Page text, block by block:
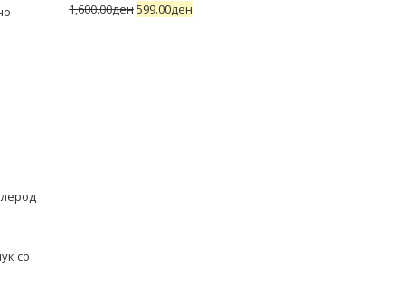
со
1,600.00ден599.00ден